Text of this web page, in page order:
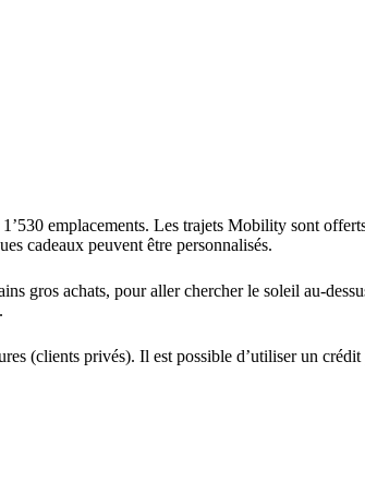
emplacements. Les trajets Mobility sont
cadeaux peuvent être personnalisés.
gros achats, pour aller chercher le soleil au-
(clients privés). Il est possible d’utiliser un